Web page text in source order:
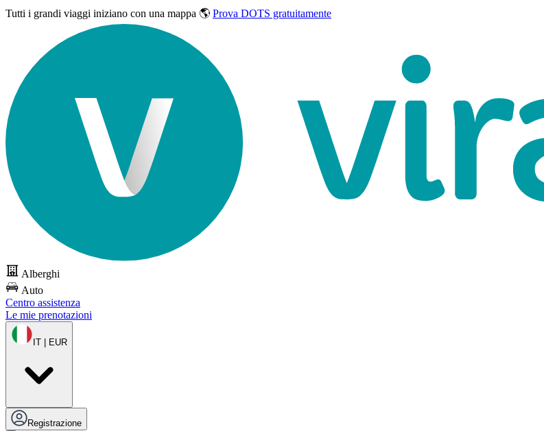
Tutti i grandi viaggi iniziano con una mappa 🌎 Prova DOTS gratuitamente
Alberghi
Auto
Centro assistenza
Le mie prenotazioni
IT | EUR
Registrazione